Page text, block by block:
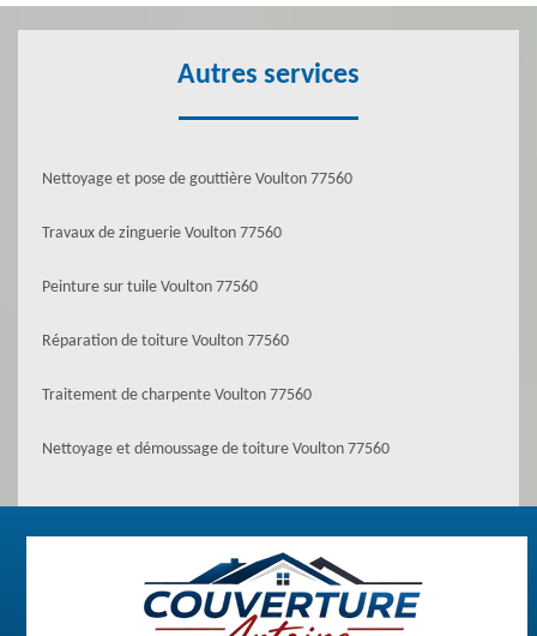
Autres services
Nettoyage et pose de gouttière Voulton 77560
Travaux de zinguerie Voulton 77560
Peinture sur tuile Voulton 77560
Réparation de toiture Voulton 77560
Traitement de charpente Voulton 77560
Nettoyage et démoussage de toiture Voulton 77560